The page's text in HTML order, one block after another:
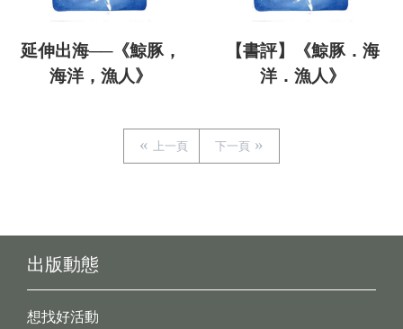
延伸出海──《鯨豚，
海洋，漁人》
【書評】《鯨豚．海
洋．漁人》
上一頁 下一頁
出版動態
想找好活動